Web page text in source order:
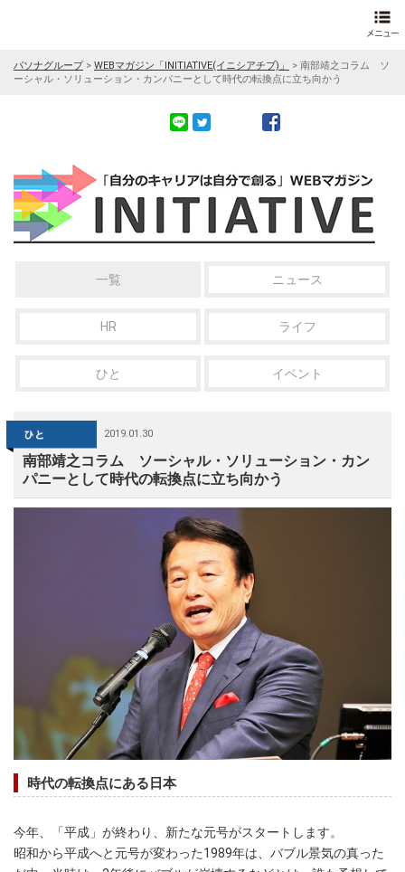
パソナグループ> WEBマガジン「INITIATIVE(イニシアチブ)」 > 南部靖之コラム ソ
ーシャル・ソリューション・カンパニーとして時代の転換点に立ち向かう
一覧 ニュース
HR ライフ
ひと イベント
2019.01.30
南部靖之コラム ソーシャル・ソリューション・カン
パニーとして時代の転換点に立ち向かう
時代の転換点にある日本
今年、「平成」が終わり、新たな元号がスタートします。
昭和から平成へと元号が変わった1989年は、バブル景気の真った